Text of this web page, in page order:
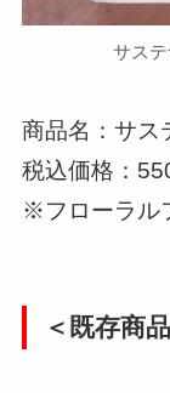
サステ
商品名：サス
税込価格：
※フローラル
＜既存商